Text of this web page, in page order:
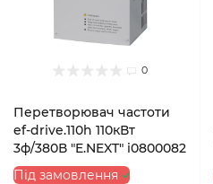
0
Перетворювач частоти
ef-drive.110h 110кВт
3ф/380В "E.NEXT" i0800082
Під замовлення